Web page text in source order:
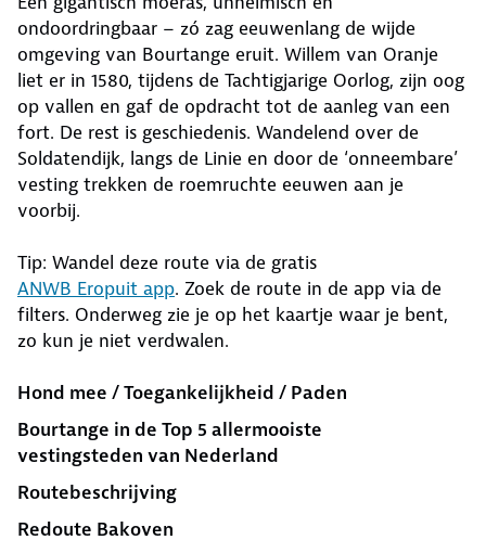
ondoordringbaar – zó zag eeuwenlang de wijde
omgeving van Bourtange eruit. Willem van Oranje
liet er in 1580, tijdens de Tachtigjarige Oorlog, zijn oog
op vallen en gaf de opdracht tot de aanleg van een
fort. De rest is geschiedenis. Wandelend over de
Soldatendijk, langs de Linie en door de ‘onneembare’
vesting trekken de roemruchte eeuwen aan je
voorbij.
Tip: Wandel deze route via de gratis
ANWB Eropuit app. Zoek de route in de app via de
filters. Onderweg zie je op het kaartje waar je bent,
zo kun je niet verdwalen.
Hond mee / Toegankelijkheid / Paden
Bourtange in de Top 5 allermooiste
vestingsteden van Nederland
Routebeschrijving
Redoute Bakoven